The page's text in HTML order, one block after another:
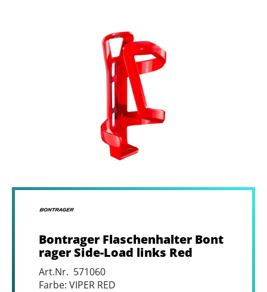
Bontrager Flaschenhalter Bont
rager Side-Load links Red
Art.Nr. 571060
Farbe: VIPER RED